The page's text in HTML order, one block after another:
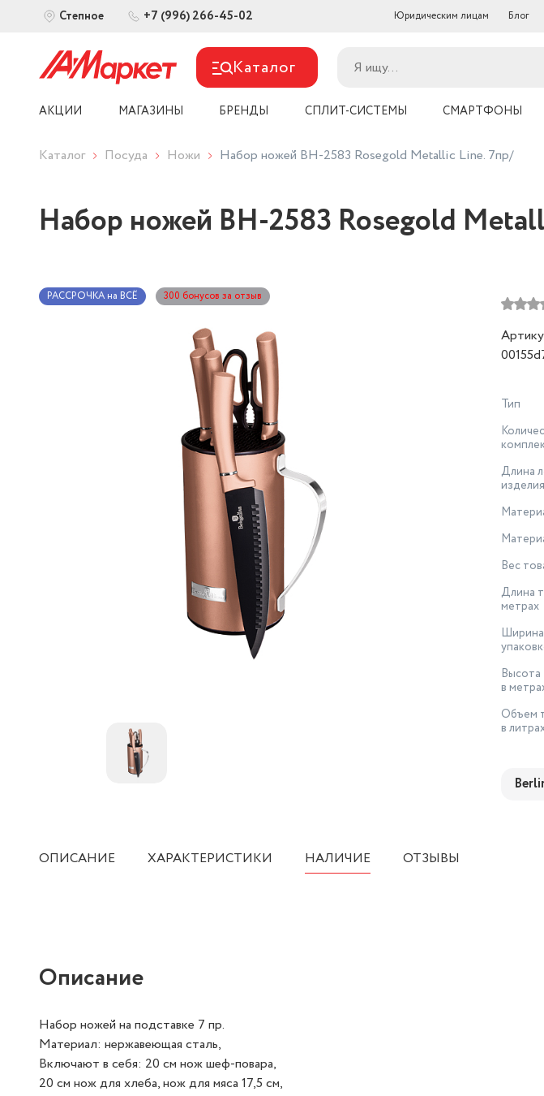
Степное +7 (996) 266-45-02 Юридическим лицам Блог
Каталог
АКЦИИ МАГАЗИНЫ БРЕНДЫ СПЛИТ-СИСТЕМЫ СМАРТФОНЫ
Каталог Посуда Ножи Набор ножей BH-2583 Rosegold Metallic Line. 7пр/
Набор ножей BH-2583 Rosegold
РАССРОЧКА на ВСЁ 300 бонусов за отзыв
Тип
Длина
Вес
Длина
метрах
Ширина
Высота
в
Объем
в
ОПИСАНИЕ ХАРАКТЕРИСТИКИ НАЛИЧИЕ ОТЗЫВЫ
Описание
Набор ножей на подставке 7 пр.
Материал: нержавеющая сталь,
Включают в себя: 20 см нож шеф-повара,
20 см нож для хлеба, нож для мяса 17,5 см,